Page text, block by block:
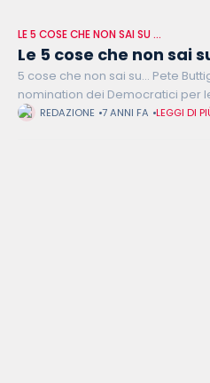
LE 5 COSE CHE NON SAI SU …
Le 5 cose che non sai
5 cose che non sai su... Pete
nomination dei Democratici per
americane del 2020. Con i suoi
REDAZIONE 7 ANNI FA LEGGI DI